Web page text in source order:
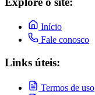
Início
Fale conosco
Links úteis:
Termos de uso